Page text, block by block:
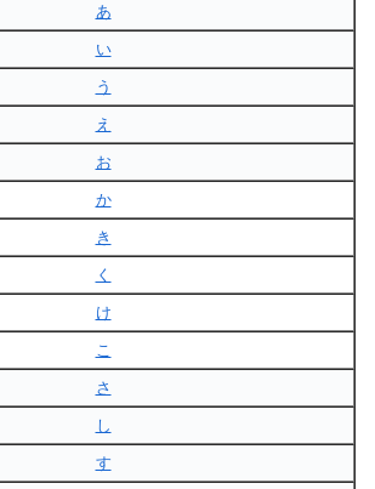
あ
い
う
え
お
か
き
く
け
こ
さ
し
す